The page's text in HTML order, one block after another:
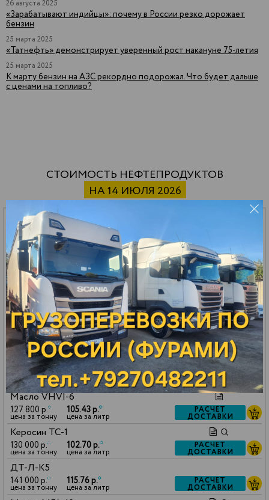
26 августа 2025
«Зарабатывают индийцы»: почему в России резко дорожает
бензин
25 марта 2025
«Татнефть» демонстрирует уверенный рост накануне 75-летия
25 марта 2025
К марту бензин на АЗС рекордно подорожал. Что будет дальше
с ценами на топливо?
СТОИМОСТЬ НЕФТЕПРОДУКТОВ
НА 14 ИЮЛЯ 2026
СУГ ПБТ
59 500 р.*
цена за тонну
32.13 р.*
цена за литр
РАСЧЕТ
ДОСТАВКИ
Бензин АИ-92 авто
151 000 р.
цена за тонну
112.94 р.*
цена за литр
РАСЧЕТ
ДОСТАВКИ
Бензин АИ-95 авто
161 000 р.*
цена за тонну
121.23 р.*
цена за литр ДОСТАВКИ
Масло МГ-8
140 000 р.*
цена за тонну
114.80 р.*
цена за литр
РАСЧЕТ
ДОСТАВКИ
Масло VHVI-6
127 800 р.*
цена за тонну
105.43 р.*
цена за литр
РАСЧЕТ
ДОСТАВКИ
Керосин ТС-1
130 000 р.*
цена за тонну
102.70 р.*
цена за литр
РАСЧЕТ
ДОСТАВКИ
ДТ-Л-К5
141 000 р.*
цена за тонну
115.76 р.*
цена за литр
РАСЧЕТ
ДОСТАВКИ